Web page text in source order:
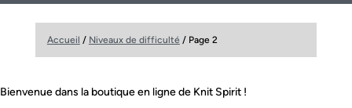
Accueil / Niveaux de difficulté / Page 2
Bienvenue dans la boutique en ligne de Knit Spirit !